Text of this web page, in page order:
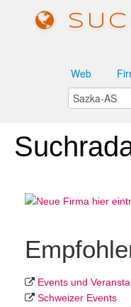
Web
Events und
Schweizer Events